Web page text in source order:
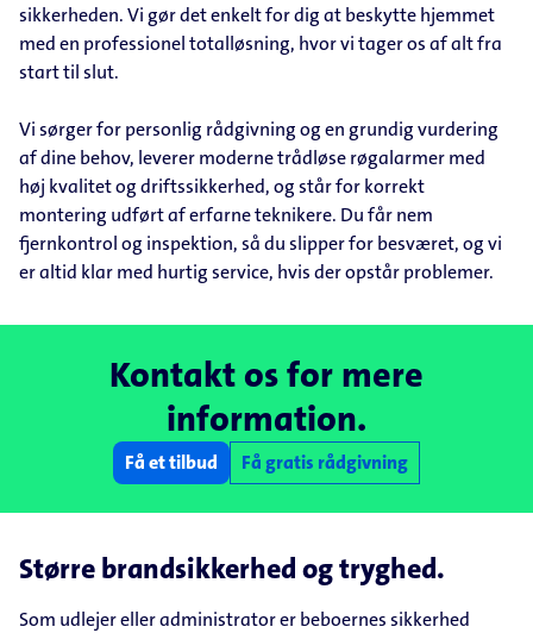
sikkerheden. Vi gør det enkelt for dig at beskytte hjemmet
med en professionel totalløsning, hvor vi tager os af alt fra
start til slut.
Vi sørger for personlig rådgivning og en grundig vurdering
af dine behov, leverer moderne trådløse røgalarmer med
høj kvalitet og driftssikkerhed, og står for korrekt
montering udført af erfarne teknikere. Du får nem
fjernkontrol og inspektion, så du slipper for besværet, og vi
er altid klar med hurtig service, hvis der opstår problemer.
Kontakt os for mere
information.
Få et tilbud Få gratis rådgivning
Større brandsikkerhed og tryghed.
Som udlejer eller administrator er beboernes sikkerhed